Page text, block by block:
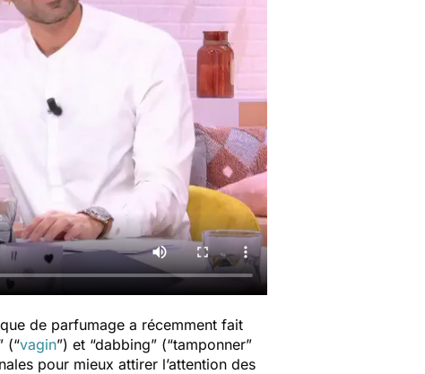
de parfumage a récemment fait
(“vagin”) et “dabbing” (“tamponner”
pour mieux attirer l’attention des